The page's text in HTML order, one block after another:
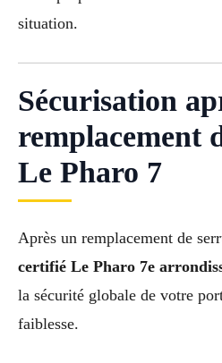
situation.
Sécurisation
remplacement
Le Pharo 7
Après un remplacement de
certifié Le Pharo 7e
la sécurité globale de votre
faiblesse.